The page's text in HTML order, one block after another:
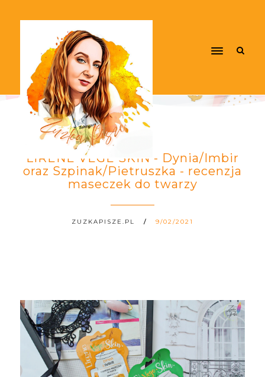
LIRENE VEGE SKIN - Dynia/Imbir
oraz Szpinak/Pietruszka - recenzja
maseczek do twarzy
ZUZKAPISZE.PL 9/02/2021